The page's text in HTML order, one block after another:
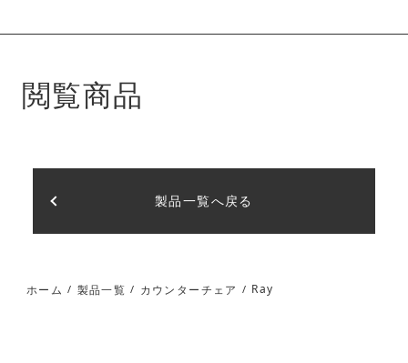
閲覧商品
製品一覧へ戻る
ホーム / 製品一覧 / カウンターチェア / Ray